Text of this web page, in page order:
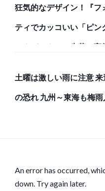
狂気的なデザイン！『
ティでカッコいい「ピン
ックパックと、牛革で
土曜は激しい雨に注意
の恐れ 九州～東海も梅
An error has occurred,
down. Try again later.